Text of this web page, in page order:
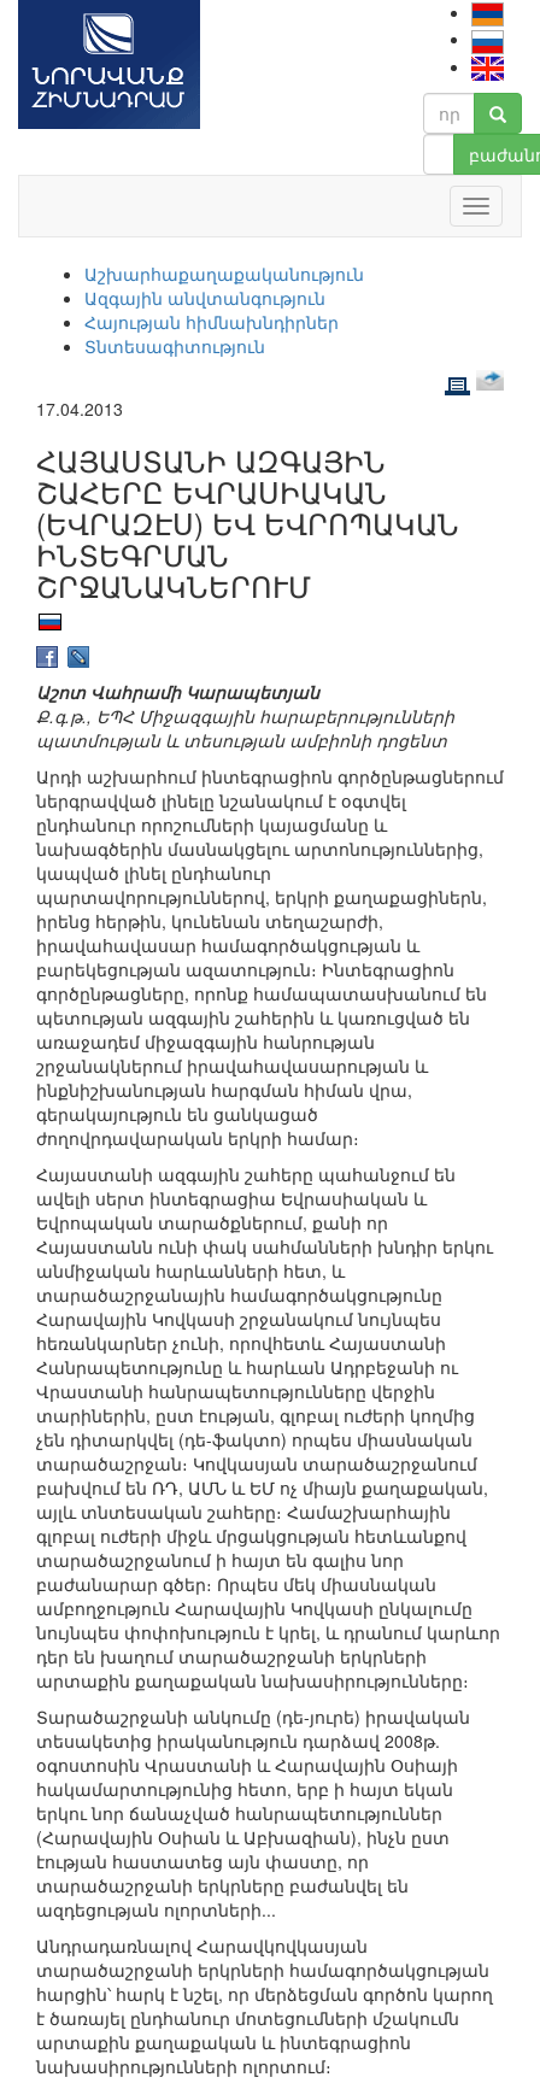
Աշխարհաքաղաքականություն
Ազգային անվտանգություն
Հայության հիմնախնդիրներ
Տնտեսագիտություն
17.04.2013
ՀԱՅԱՍՏԱՆԻ ԱԶԳԱՅԻՆ
ՇԱՀԵՐԸ ԵՎՐԱՍԻԱԿԱՆ
(ԵՎՐԱԶԷՍ) ԵՎ ԵՎՐՈՊԱԿԱՆ
ԻՆՏԵԳՐՄԱՆ
ՇՐՋԱՆԱԿՆԵՐՈՒՄ
Աշոտ Վահրամի Կարապետյան
Ք.գ.թ., ԵՊՀ Միջազգային հարաբերությունների
պատմության և տեսության ամբիոնի դոցենտ
Արդի աշխարհում ինտեգրացիոն գործընթացներում
ներգրավված լինելը նշանակում է օգտվել
ընդհանուր որոշումների կայացմանը և
նախագծերին մասնակցելու արտոնություններից,
կապված լինել ընդհանուր
պարտավորություններով, երկրի քաղաքացիներն,
իրենց հերթին, կունենան տեղաշարժի,
իրավահավասար համագործակցության և
բարեկեցության ազատություն։ Ինտեգրացիոն
գործընթացները, որոնք համապատասխանում են
պետության ազգային շահերին և կառուցված են
առաջադեմ միջազգային հանրության
շրջանակներում իրավահավասարության և
ինքնիշխանության հարգման հիման վրա,
գերակայություն են ցանկացած
ժողովրդավարական երկրի համար։
Հայաստանի ազգային շահերը պահանջում են
ավելի սերտ ինտեգրացիա Եվրասիական և
Եվրոպական տարածքներում, քանի որ
Հայաստանն ունի փակ սահմանների խնդիր երկու
անմիջական հարևանների հետ, և
տարածաշրջանային համագործակցությունը
Հարավային Կովկասի շրջանակում նույնպես
հեռանկարներ չունի, որովհետև Հայաստանի
Հանրապետությունը և հարևան Ադրբեջանի ու
Վրաստանի հանրապետությունները վերջին
տարիներին, ըստ էության, գլոբալ ուժերի կողմից
չեն դիտարկվել (դե-ֆակտո) որպես միասնական
տարածաշրջան։ Կովկասյան տարածաշրջանում
բախվում են ՌԴ, ԱՄՆ և ԵՄ ոչ միայն քաղաքական,
այլև տնտեսական շահերը։ Համաշխարհային
գլոբալ ուժերի միջև մրցակցության հետևանքով
տարածաշրջանում ի հայտ են գալիս նոր
բաժանարար գծեր։ Որպես մեկ միասնական
ամբողջություն Հարավային Կովկասի ընկալումը
նույնպես փոփոխություն է կրել, և դրանում կարևոր
դեր են խաղում տարածաշրջանի երկրների
արտաքին քաղաքական նախասիրությունները։
Տարածաշրջանի անկումը (դե-յուրե) իրավական
տեսակետից իրականություն դարձավ 2008թ.
օգոստոսին Վրաստանի և Հարավային Օսիայի
հակամարտությունից հետո, երբ ի հայտ եկան
երկու նոր ճանաչված հանրապետություններ
(Հարավային Օսիան և Աբխազիան), ինչն ըստ
էության հաստատեց այն փաստը, որ
տարածաշրջանի երկրները բաժանվել են
ազդեցության ոլորտների...
Անդրադառնալով Հարավկովկասյան
տարածաշրջանի երկրների համագործակցության
հարցին՝ հարկ է նշել, որ մերձեցման գործոն կարող
է ծառայել ընդհանուր մոտեցումների մշակումն
արտաքին քաղաքական և ինտեգրացիոն
նախասիրությունների ոլորտում։